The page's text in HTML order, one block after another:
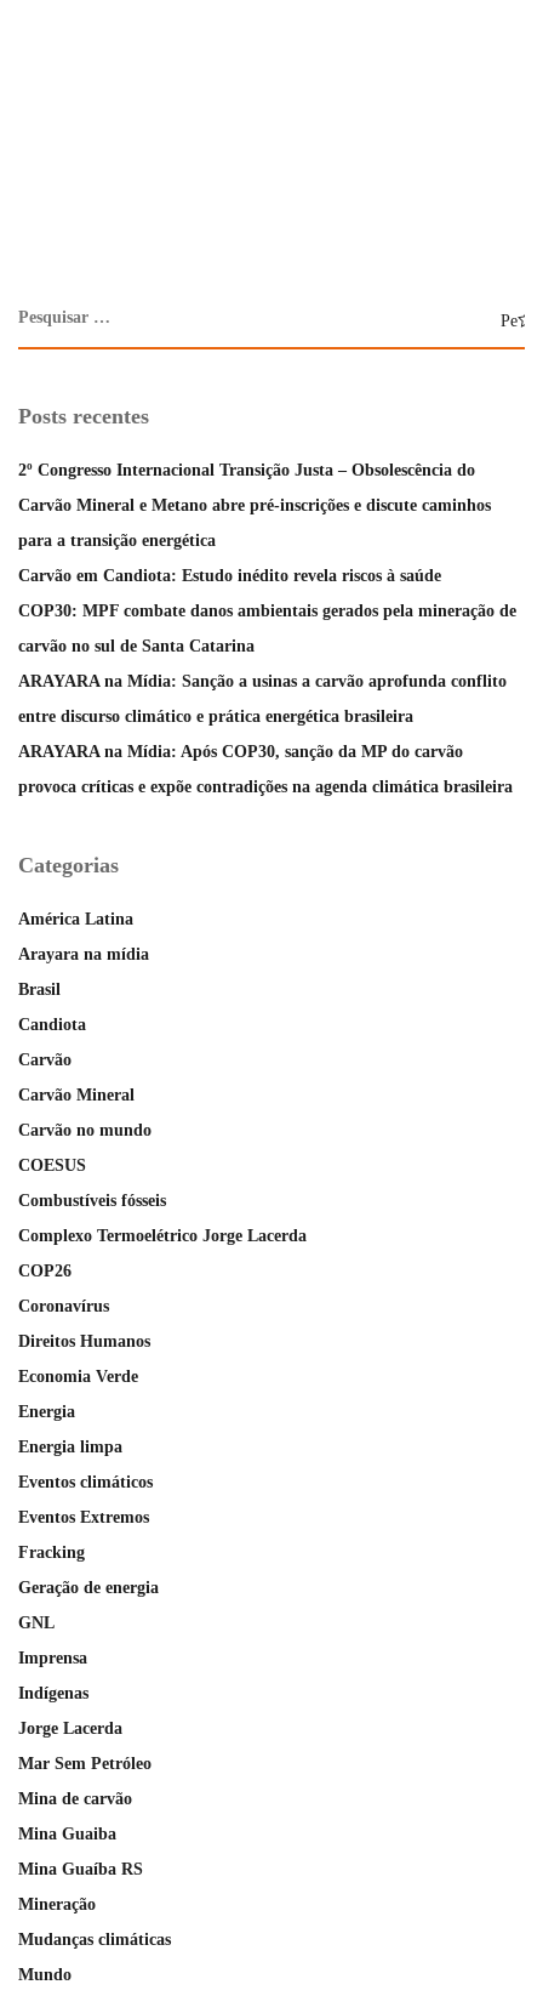
Posts recentes
2º Congresso Internacional Transição Justa – Obsolescência do
Carvão Mineral e Metano abre pré-inscrições e discute caminhos
para a transição energética
Carvão em Candiota: Estudo inédito revela riscos à saúde
COP30: MPF combate danos ambientais gerados pela mineração de
carvão no sul de Santa Catarina
ARAYARA na Mídia: Sanção a usinas a carvão aprofunda conflito
entre discurso climático e prática energética brasileira
ARAYARA na Mídia: Após COP30, sanção da MP do carvão
provoca críticas e expõe contradições na agenda climática brasileira
Categorias
América Latina
Arayara na mídia
Brasil
Candiota
Carvão
Carvão Mineral
Carvão no mundo
COESUS
Combustíveis fósseis
Complexo Termoelétrico Jorge Lacerda
COP26
Coronavírus
Direitos Humanos
Economia Verde
Energia
Energia limpa
Eventos climáticos
Eventos Extremos
Fracking
Geração de energia
GNL
Imprensa
Indígenas
Jorge Lacerda
Mar Sem Petróleo
Mina de carvão
Mina Guaiba
Mina Guaíba RS
Mineração
Mudanças climáticas
Mundo